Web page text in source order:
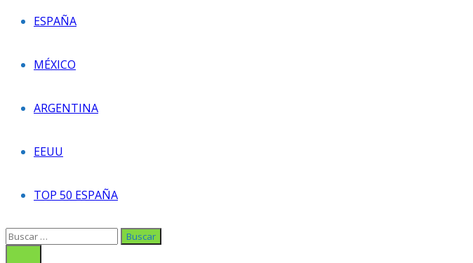
ESPAÑA
MÉXICO
ARGENTINA
EEUU
TOP 50 ESPAÑA
Buscar: